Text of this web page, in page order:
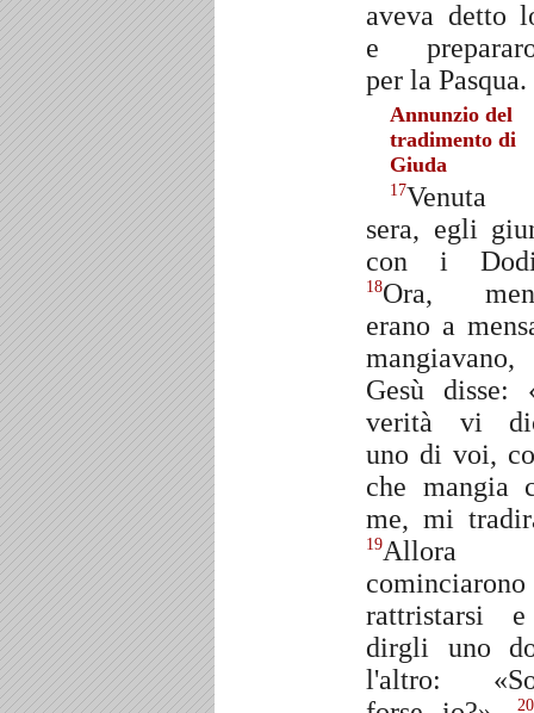
aveva detto
e
per la Pasqua.
Annunzio del
tradimento di
Giuda
17Venuta
sera, egli
con i
18Ora,
erano a
mangiavano,
Gesù disse:
verità vi
uno di voi,
che mangia
me, mi
19Allora
rattristarsi
dirgli uno
l'altro:
20